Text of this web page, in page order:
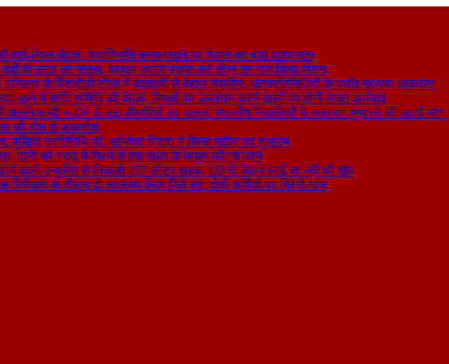
हाई-लेवल बैठक, यथास्थिति बनाए रखने पर नेपाल का बड़ा आश्वासन
देवी के लाल का जलवा, प्रथम स्थान प्राप्त कर क्षेत्र का नाम किया रोशन
के मिश्रौली टोला में बदहाली से बेहाल ग्रामीण, जनप्रतिनिधियों के प्रति गहराया आक्रोश
थाने में शांति समिति की बैठक, नियमों का उल्लंघन करने वालों पर होगी सख्त कार्रवाई
न होने से बढ़ा बीमारियों का खतरा, स्थानीय निवासियों ने व्यवस्था सुधारने की उठाई मांग।
की मौत से आक्रोश
मुखिया प्रतिनिधि डॉ. अभिषेक मिश्रा ने किया मशीन का शुभारंभ
पानी भरे गड्ढे में गिरने से एक साल के मासूम की गई जान
वाली एम्बुलेंस से निकली 157 लीटर शराब, UP से बिहार लाई जा रही थी खेप
के दौरान दो स्वास्थ्य केंद्र मिले बंद, दोषी कर्मियों पर गिरेगी गाज